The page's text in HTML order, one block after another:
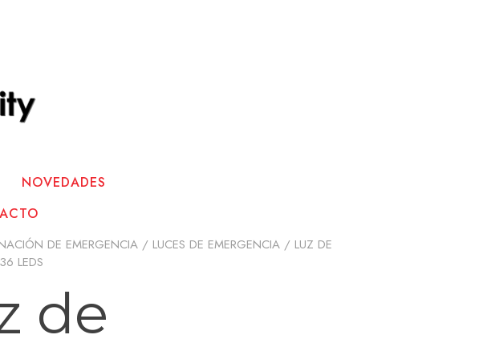
NOVEDADES
DE EMERGENCIA / LUCES DE EMERGENCIA / LUZ DE
LEDS
de